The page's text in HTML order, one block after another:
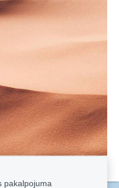
pakalpojuma